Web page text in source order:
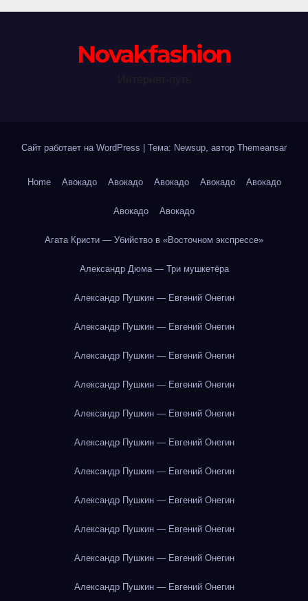
Novakfashion
Сайт работает на WordPress Тема: Newsup, автор Themeansar
Home Авокадо Авокадо Авокадо Авокадо Авокадо
Авокадо Авокадо
Агата Кристи — Убийство в «Восточном экспрессе»
Александр Дюма — Три мушкетёра
Александр Пушкин — Евгений Онегин
Александр Пушкин — Евгений Онегин
Александр Пушкин — Евгений Онегин
Александр Пушкин — Евгений Онегин
Александр Пушкин — Евгений Онегин
Александр Пушкин — Евгений Онегин
Александр Пушкин — Евгений Онегин
Александр Пушкин — Евгений Онегин
Александр Пушкин — Евгений Онегин
Александр Пушкин — Евгений Онегин
Александр Пушкин — Евгений Онегин